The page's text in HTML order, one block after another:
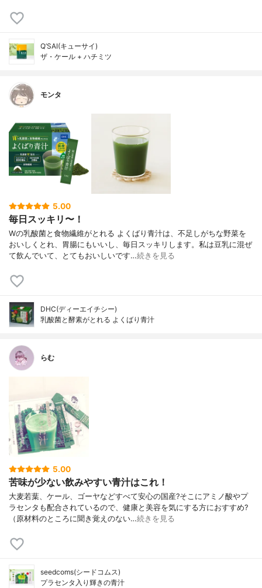
Q’SAI(キューサイ)
ザ・ケール + ハチミツ
モンタ
5.00
毎日スッキリ〜！
Wの乳酸菌と食物繊維がとれる よくばり青汁は、不足しがちな野菜を
おいしくとれ、胃腸にもいいし、毎日スッキリします。私は豆乳に混ぜ
て飲んでいて、とてもおいしいです…続きを見る
DHC(ディーエイチシー)
乳酸菌と酵素がとれる よくばり青汁
らむ
5.00
苦味が少ない飲みやすい青汁はこれ！
大麦若葉、ケール、ゴーヤなどすべて安心の国産?そこにアミノ酸やプ
ラセンタも配合されているので、健康と美容を気にする方におすすめ?
（原材料のところに聞き覚えのない…続きを見る
seedcoms(シードコムス)
プラセンタ入り輝きの青汁